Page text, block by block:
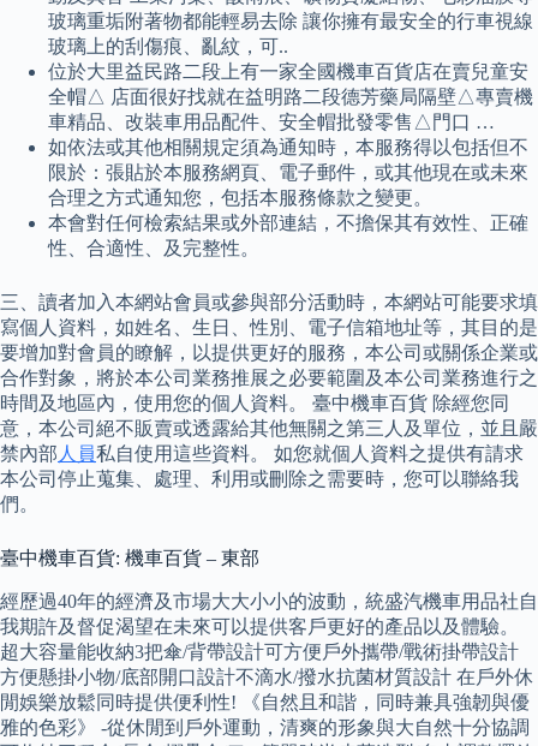
玻璃重垢附著物都能輕易去除 讓你擁有最安全的行車視線
玻璃上的刮傷痕、亂紋，可..
位於大里益民路二段上有一家全國機車百貨店在賣兒童安
全帽△ 店面很好找就在益明路二段德芳藥局隔壁△專賣機
車精品、改裝車用品配件、安全帽批發零售△門口 …
如依法或其他相關規定須為通知時，本服務得以包括但不
限於：張貼於本服務網頁、電子郵件，或其他現在或未來
合理之方式通知您，包括本服務條款之變更。
本會對任何檢索結果或外部連結，不擔保其有效性、正確
性、合適性、及完整性。
三、讀者加入本網站會員或參與部分活動時，本網站可能要求填
寫個人資料，如姓名、生日、性別、電子信箱地址等，其目的是
要增加對會員的瞭解，以提供更好的服務，本公司或關係企業或
合作對象，將於本公司業務推展之必要範圍及本公司業務進行之
時間及地區內，使用您的個人資料。 臺中機車百貨 除經您同
意，本公司絕不販賣或透露給其他無關之第三人及單位，並且嚴
禁內部 人員私自使用這些資料。 如您就個人資料之提供有請求
本公司停止蒐集、處理、利用或刪除之需要時，您可以聯絡我
們。
臺中機車百貨: 機車百貨 – 東部
經歷過40年的經濟及市場大大小小的波動，統盛汽機車用品社自
我期許及督促渴望在未來可以提供客戶更好的產品以及體驗。
超大容量能收納3把傘/背帶設計可方便戶外攜帶/戰術掛帶設計
方便懸掛小物/底部開口設計不滴水/撥水抗菌材質設計 在戶外休
閒娛樂放鬆同時提供便利性! 《自然且和諧，同時兼具強韌與優
雅的色彩》 -從休閒到戶外運動，清爽的形象與大自然十分協調